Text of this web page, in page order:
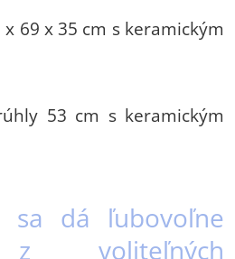
69 x 35 cm s keramickým
53 cm s keramickým
sa dá ľubovoľne
z voliteľných